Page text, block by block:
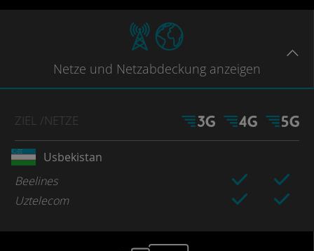
Netze und Netzabdeckung anzeigen
ZIEL /NETZE
Usbekistan
Beelines
Uztelecom